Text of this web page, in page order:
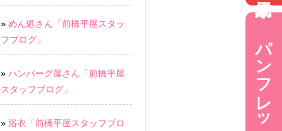
» めん処さん「前橋平屋スタッ
フブログ」
» ハンバーグ屋さん「前橋平屋
スタッフブログ」
» 浴衣「前橋平屋スタッフブロ